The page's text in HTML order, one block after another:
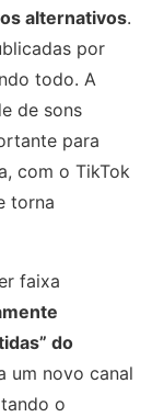
alternativos.
por
todo. A
de sons
para
com o TikTok
torna
faixa
do
um novo canal
o